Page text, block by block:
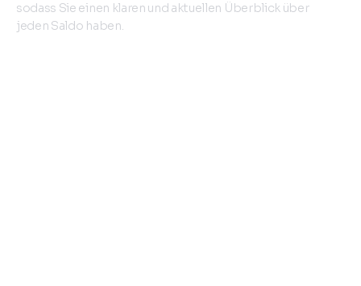
sodass Sie einen klaren und aktuellen Überblick über
jeden Saldo haben.